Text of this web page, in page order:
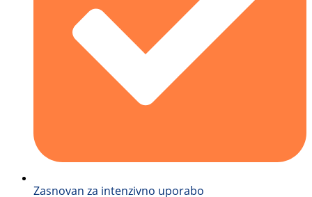
Zasnovan za intenzivno uporabo